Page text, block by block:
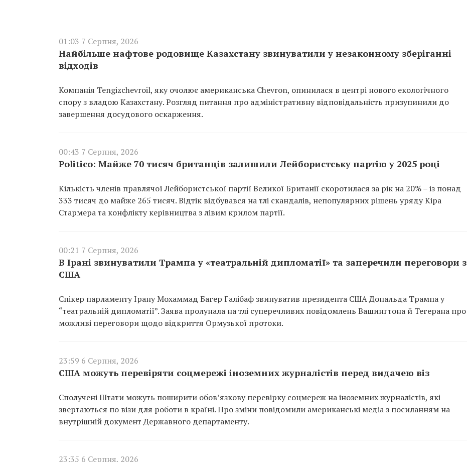
01:03 7 Серпня, 2026
Найбільше нафтове родовище Казахстану звинуватили у незаконному зберіганні
відходів
Компанія Tengizchevroil, яку очолює американська Chevron, опинилася в центрі нового екологічного
спору з владою Казахстану. Розгляд питання про адміністративну відповідальність призупинили до
завершення досудового оскарження.
00:43 7 Серпня, 2026
Politico: Майже 70 тисяч британців залишили Лейбористську партію у 2025 році
Кількість членів правлячої Лейбористської партії Великої Британії скоротилася за рік на 20% – із понад
333 тисяч до майже 265 тисяч. Відтік відбувався на тлі скандалів, непопулярних рішень уряду Кіра
Стармера та конфлікту керівництва з лівим крилом партії.
00:21 7 Серпня, 2026
В Ірані звинуватили Трампа у «театральній дипломатії» та заперечили переговори з
США
Спікер парламенту Ірану Мохаммад Багер Галібаф звинуватив президента США Дональда Трампа у
“театральній дипломатії”. Заява пролунала на тлі суперечливих повідомлень Вашингтона й Тегерана про
можливі переговори щодо відкриття Ормузької протоки.
23:59 6 Серпня, 2026
США можуть перевіряти соцмережі іноземних журналістів перед видачею віз
Сполучені Штати можуть поширити обов’язкову перевірку соцмереж на іноземних журналістів, які
звертаються по візи для роботи в країні. Про зміни повідомили американські медіа з посиланням на
внутрішній документ Державного департаменту.
23:35 6 Серпня, 2026